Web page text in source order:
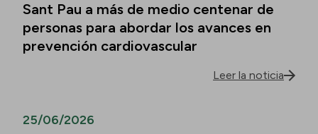
Sant Pau a más de medio centenar de
personas para abordar los avances en
prevención cardiovascular
Leer la noticia
25/06/2026